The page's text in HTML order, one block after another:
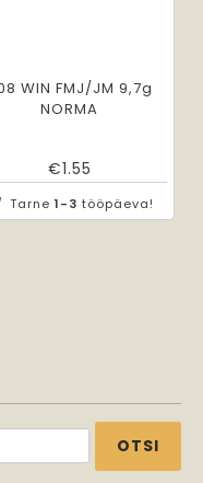
WIN FMJ/JM 9,7g
NORMA
€1.55
Tarne 1-3 tööpäeva!
OTSI